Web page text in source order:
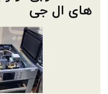
های ال جی